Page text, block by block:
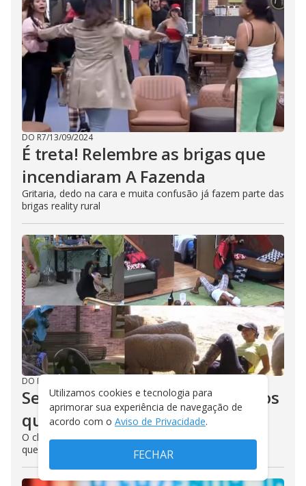
DO R7/13/09/2024
É treta! Relembre as brigas que
incendiaram A Fazenda
Gritaria, dedo na cara e muita confusão já fazem parte das
brigas reality rural
DO R7
Segura o peão! Relembre tombos
que rolaram em A Fazenda
O chão é o limite para a peãozada! Confira algumas
quedas que entraram para a história do reality rural
Utilizamos cookies e tecnologia para
aprimorar sua experiência de navegação de
acordo com o Aviso de Privacidade.
FECHAR